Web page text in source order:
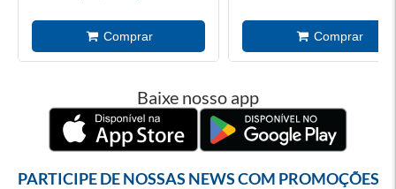
Baixe nosso app
PARTICIPE DE NOSSAS NEWS COM PROMOÇÕES